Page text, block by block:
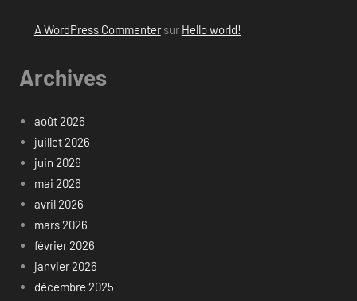
A WordPress Commentersur Hello world!
Archives
août 2026
juillet 2026
juin 2026
mai 2026
avril 2026
mars 2026
février 2026
janvier 2026
décembre 2025